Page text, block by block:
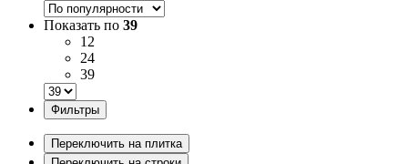
Показать по 39
12
24
39
Фильтры
Переключить на плитка